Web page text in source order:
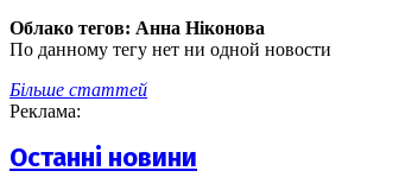
Облако тегов: Анна Ніконова
По данному тегу нет ни одной новости
Більше статтей
Реклама:
Останні новини